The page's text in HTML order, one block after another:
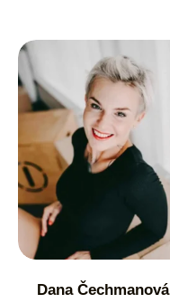
Dana Čechmanová